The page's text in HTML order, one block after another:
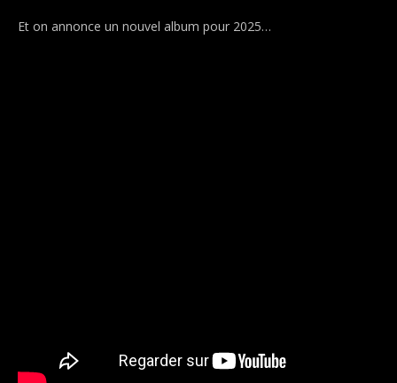
Et on annonce un nouvel album pour 2025…